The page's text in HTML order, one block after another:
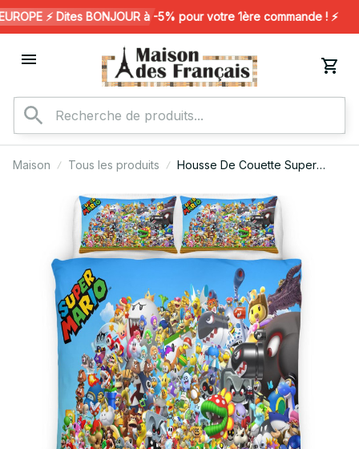
⚡️ Dites BONJOUR à -5% pour votre 1ère commande ! ⚡️
Maison Tous les produits
Housse De Couette Super
Ensemble De Literie